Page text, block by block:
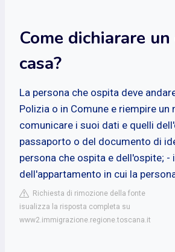
Come dichiarare
casa?
La persona che ospita deve
Polizia o in Comune e riempire un
comunicare i suoi dati e quelli
passaporto o del documento di
persona che ospita e dell'ospite; -
dell'appartamento in cui la
Richiesta di rimozione della fonte
isualizza la risposta completa su
www2.immigrazione.regione.toscana.it